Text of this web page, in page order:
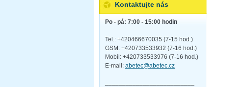
Kontaktujte nás
Po - pá: 7:00 - 15:00 hodin
Tel.: +420466670035 (7-15 hod.)
GSM: +420733533932 (7-16 hod.)
Mobil: +420733533976 (7-16 hod.)
E-mail: abetec@abetec.cz